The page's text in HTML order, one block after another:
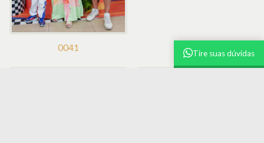
0041
Tire suas dúvidas